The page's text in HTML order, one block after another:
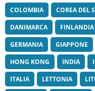
COLOMBIA
COREA DEL
DANIMARCA
FINLANDIA
GERMANIA
GIAPPONE
HONG KONG
INDIA
ITALIA
LETTONIA